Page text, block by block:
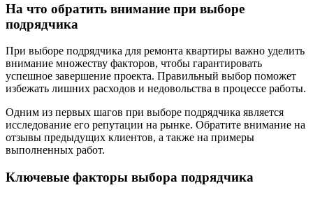
На что обратить внимание при выборе
подрядчика
При выборе подрядчика для ремонта квартиры важно уделить
внимание множеству факторов, чтобы гарантировать
успешное завершение проекта. Правильный выбор поможет
избежать лишних расходов и недовольства в процессе работы.
Одним из первых шагов при выборе подрядчика является
исследование его репутации на рынке. Обратите внимание на
отзывы предыдущих клиентов, а также на примеры
выполненных работ.
Ключевые факторы выбора подрядчика